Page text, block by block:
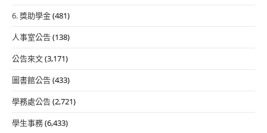
6. 獎助學金(481)
人事室公告(138)
公告來文(3,171)
圖書館公告(433)
學務處公告(2,721)
學生事務(6,433)